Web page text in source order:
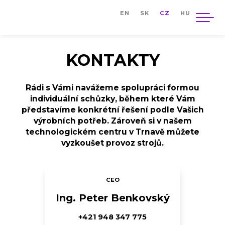
EN SK CZ HU
LASER MARVEL
VLÁKNOVÝ LASER GF KOMBI
SÉRIA WALC-F
LT / TP – VLÁKNOVÝ CNC REZACÍ
LASER NA REZANIE RÚR A
PROFILOV
EFEKTÍVNE VERTIKÁLNE CNC
OBRÁBACIE STROJE SÉRIA EV
KONTAKTY
Rádi s Vámi navážeme spolupráci formou
individuální schůzky, během které Vám
představíme konkrétní řešení podle Vašich
výrobních potřeb. Zároveň si v našem
technologickém centru v Trnavě můžete
vyzkoušet provoz strojů.
CEO
Ing. Peter Benkovský
+421 948 347 775